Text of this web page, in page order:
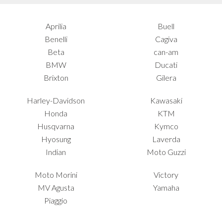
Aprilia
Benelli
Beta
BMW
Brixton
Buell
Cagiva
can-am
Ducati
Gilera
Harley-Davidson
Honda
Husqvarna
Hyosung
Indian
Kawasaki
KTM
Kymco
Laverda
Moto Guzzi
Moto Morini
MV Agusta
Piaggio
Victory
Yamaha